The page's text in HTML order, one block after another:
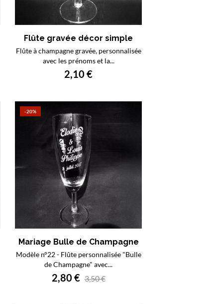
Flûte gravée décor simple
Flûte à champagne gravée, personnalisée
avec les prénoms et la...
2,10 €
-20%
Mariage Bulle de Champagne
Modèle n°22 - Flûte personnalisée "Bulle
de Champagne" avec...
2,80 € 3,50 €